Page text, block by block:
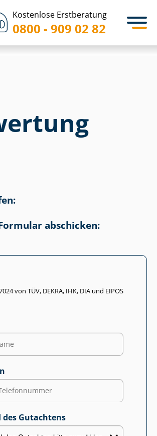
Kostenlose Erstberatung
0800 - 909 02 82
abschicken:
von TÜV, DEKRA, IHK, DIA und EIPOS
des Gutachtens